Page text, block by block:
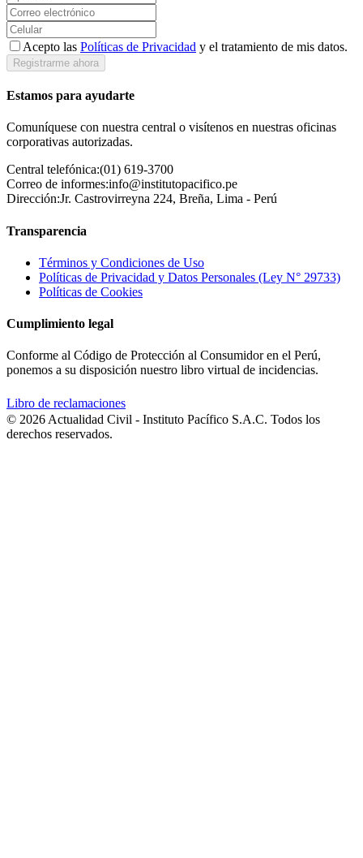
Acepto las Políticas de Privacidad y el tratamiento de mis datos.
Registrarme ahora
Estamos para ayudarte
Comuníquese con nuestra central o visítenos en nuestras oficinas
corporativas autorizadas.
Central telefónica:(01) 619-3700
Correo de informes:info@institutopacifico.pe
Dirección:Jr. Castrovirreyna 224, Breña, Lima - Perú
Transparencia
Términos y Condiciones de Uso
Políticas de Privacidad y Datos Personales (Ley N° 29733)
Políticas de Cookies
Cumplimiento legal
Conforme al Código de Protección al Consumidor en el Perú,
ponemos a su disposición nuestro libro virtual de incidencias.
Libro de reclamaciones
© 2026 Actualidad Civil - Instituto Pacífico S.A.C. Todos los
derechos reservados.